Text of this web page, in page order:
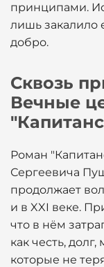
принципами.
лишь закалило
добро.
Сквозь
Вечные
Роман
Сергеевича
продолжает
и в XXI веке.
что в нём
как честь,
которые не